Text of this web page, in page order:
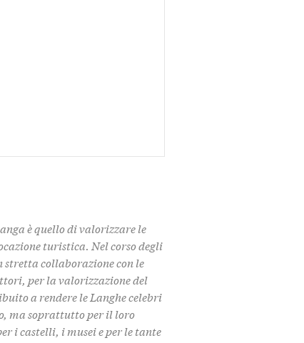
è quello divalorizzare le
turistica. Nel corso degli
stretta collaborazione con le
per la valorizzazione del
a rendere le Langhe celebri
ma soprattutto per il loro
i castelli, i museie per le tante